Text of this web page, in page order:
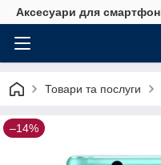
Аксесуари для
Товари та послуги
–14%